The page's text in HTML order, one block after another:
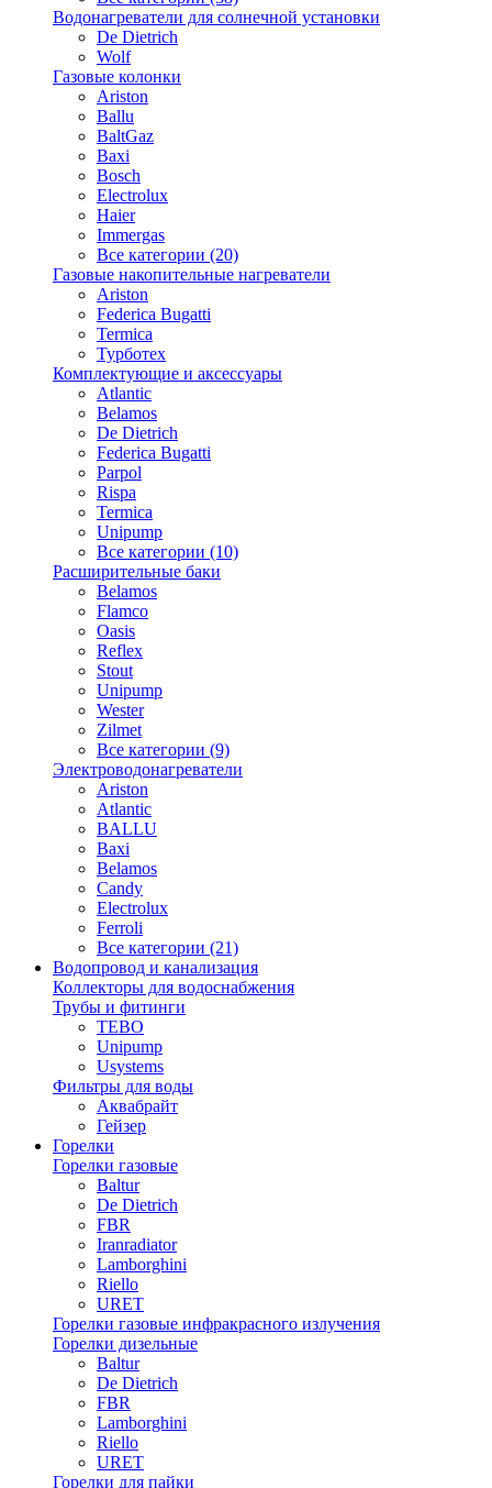
Водонагреватели для солнечной установки
De Dietrich
Wolf
Газовые колонки
Ariston
Ballu
BaltGaz
Baxi
Bosсh
Electrolux
Haier
Immergas
Все категории (20)
Газовые накопительные нагреватели
Ariston
Federica Bugatti
Termica
Турботех
Комплектующие и аксессуары
Atlantic
Belamos
De Dietrich
Federica Bugatti
Parpol
Rispa
Termica
Unipump
Все категории (10)
Расширительные баки
Belamos
Flamco
Oasis
Reflex
Stout
Unipump
Wester
Zilmet
Все категории (9)
Электроводонагреватели
Ariston
Atlantic
BALLU
Baxi
Belamos
Candy
Electrolux
Ferroli
Все категории (21)
Водопровод и канализация
Коллекторы для водоснабжения
Трубы и фитинги
TEBO
Unipump
Usystems
Фильтры для воды
Аквабрайт
Гейзер
Горелки
Горелки газовые
Baltur
De Dietrich
FBR
Iranradiator
Lamborghini
Riello
URET
Горелки газовые инфракрасного излучения
Горелки дизельные
Baltur
De Dietrich
FBR
Lamborghini
Riello
URET
Горелки для пайки